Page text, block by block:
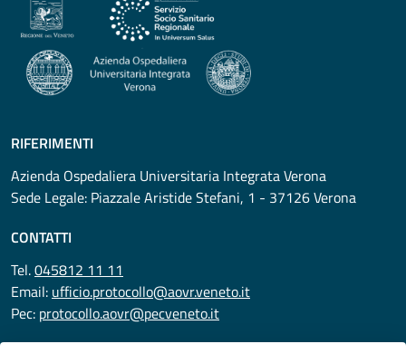
RIFERIMENTI
Azienda Ospedaliera Universitaria Integrata Verona
Sede Legale: Piazzale Aristide Stefani, 1 - 37126 Verona
CONTATTI
Tel.045812 11 11
Email: ufficio.protocollo@aovr.veneto.it
Pec: protocollo.aovr@pecveneto.it